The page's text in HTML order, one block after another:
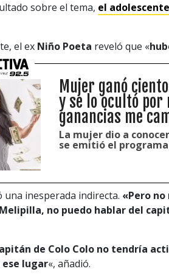
sobre el tema, el adolescente
el ex Niño Poeta reveló que «
Mujer ganó
y se lo ocultó por
ganancias me
La mujer dio a
se emitió el
una inesperada indirecta. «Pero
no puedo hablar del
de Colo Colo no tendría
lugar«, añadió.